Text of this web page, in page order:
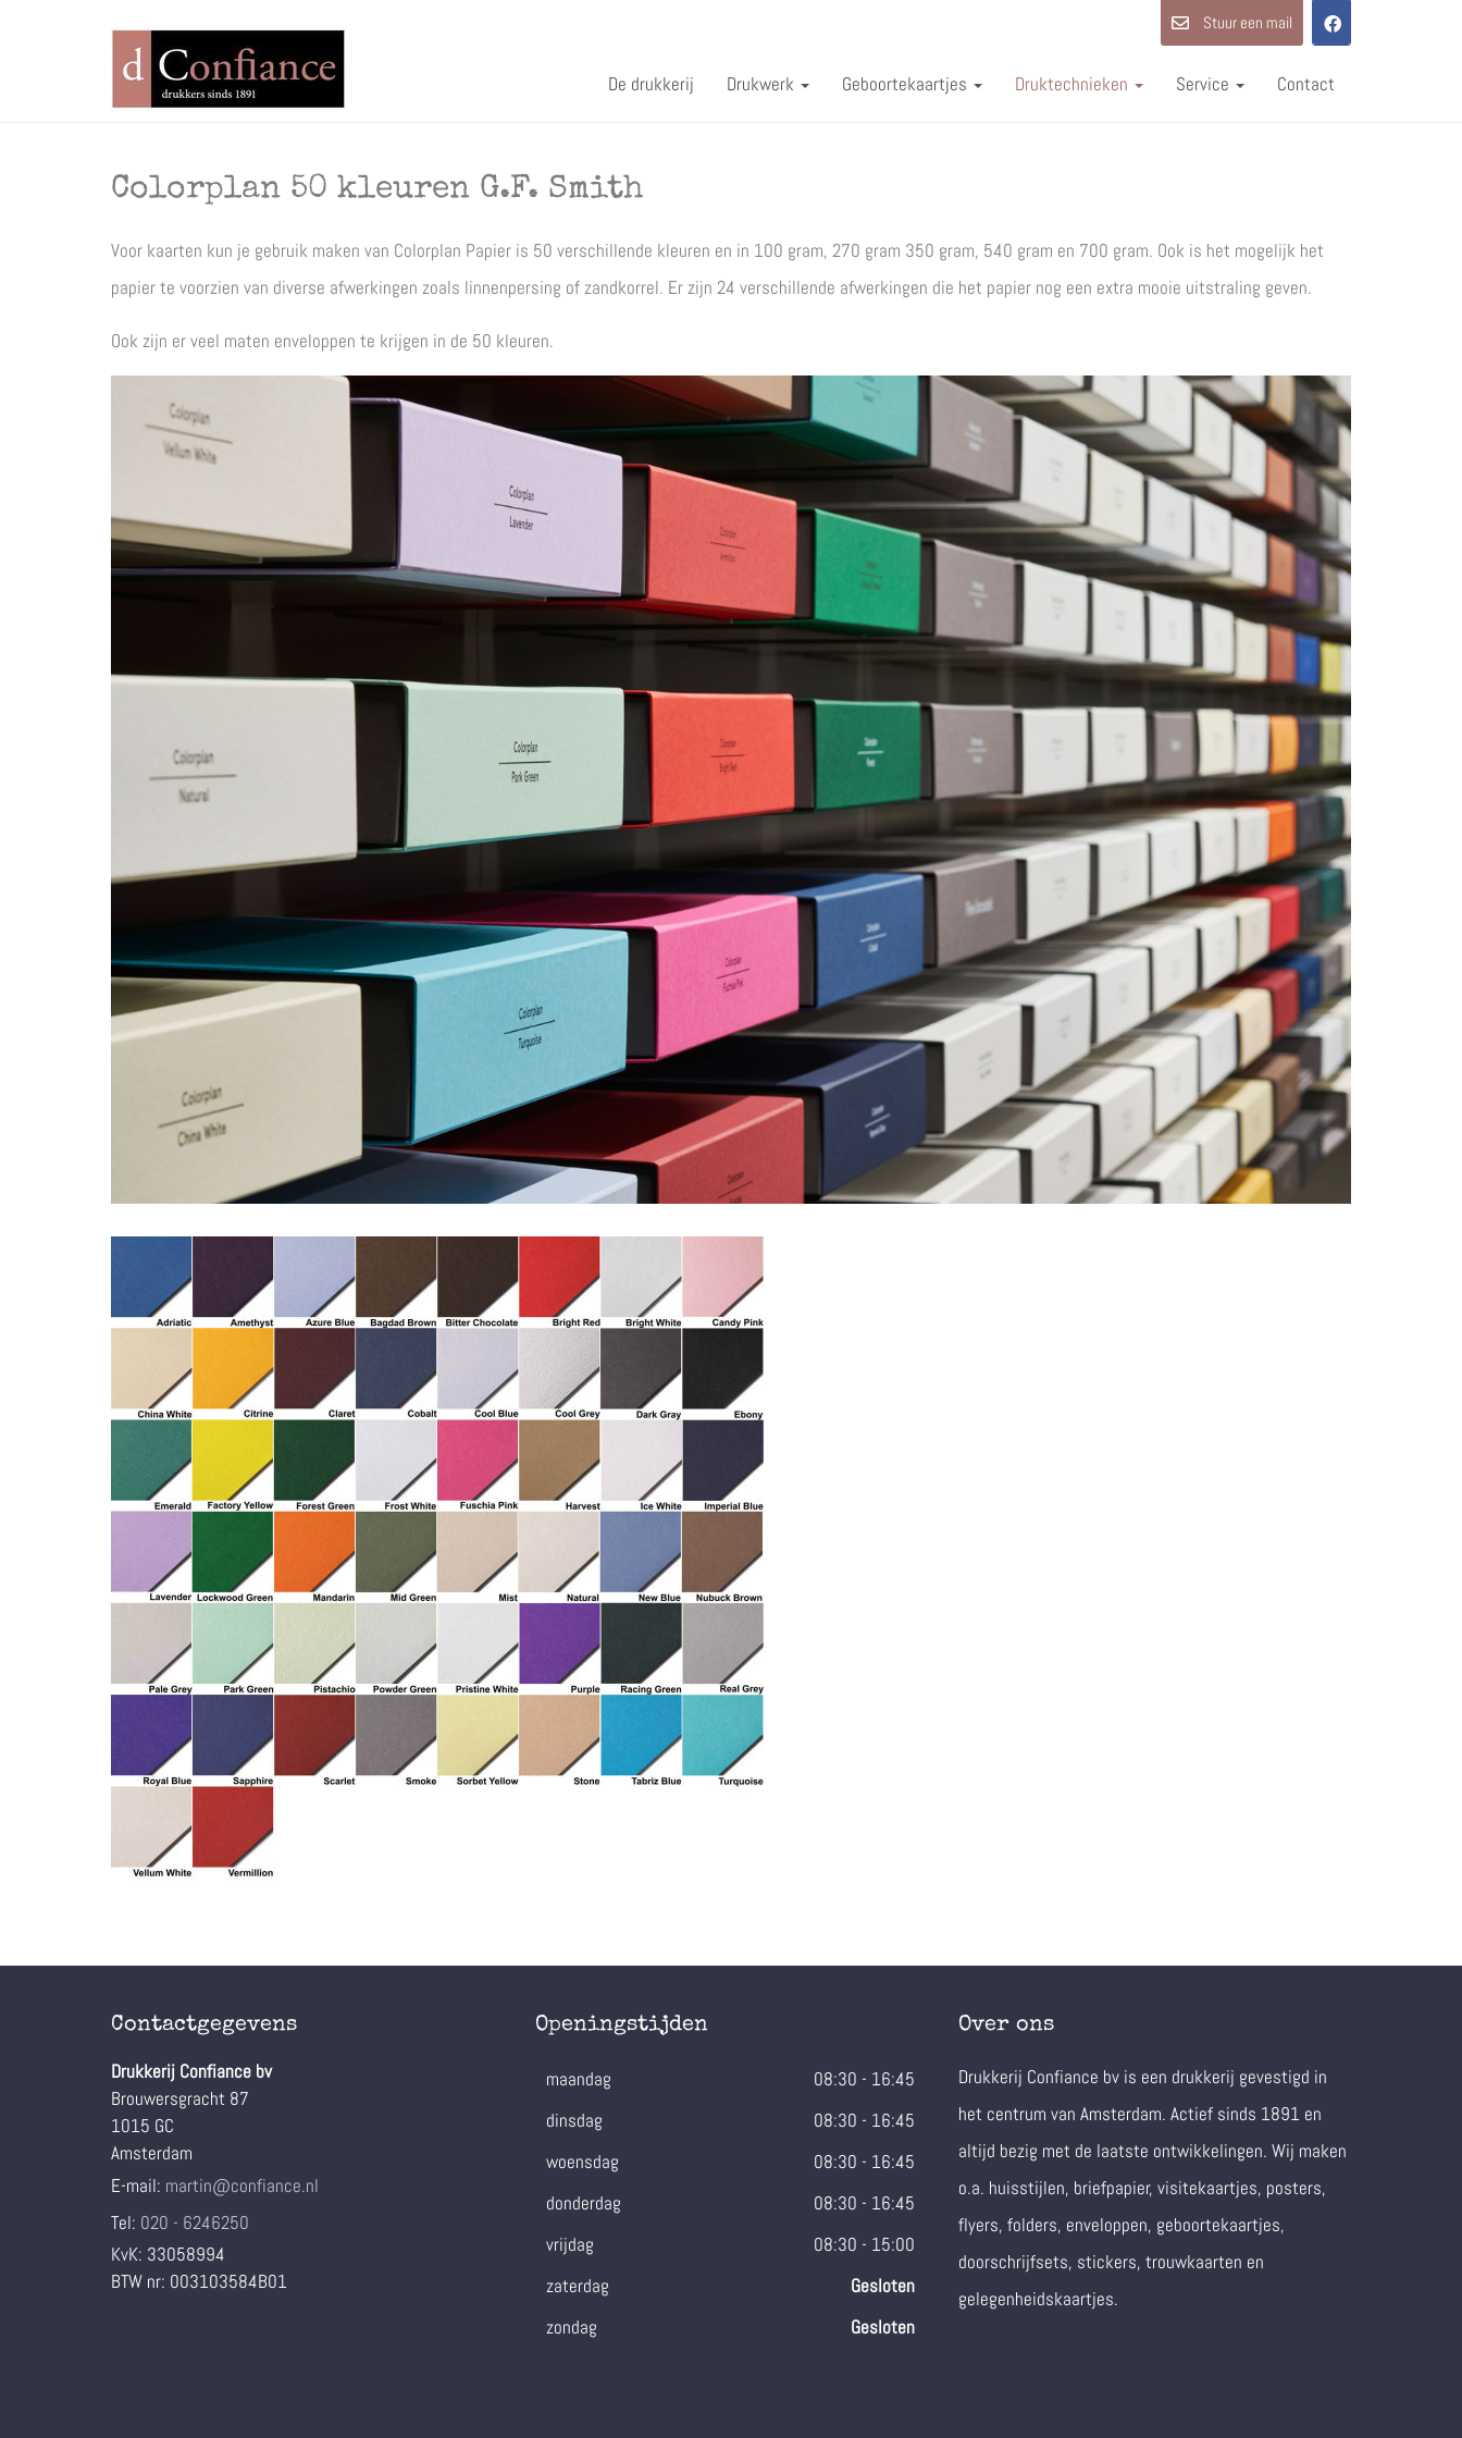
Stuur een mail
De drukkerij Drukwerk Geboortekaartjes Druktechnieken Service Contact
Colorplan 50 kleuren G.F. Smith
Voor kaarten kun je gebruik maken van Colorplan Papier is 50 verschillende kleuren en in 100 gram, 270 gram 350 gram, 540 gram en 700 gram. Ook is het mogelijk het
papier te voorzien van diverse afwerkingen zoals linnenpersing of zandkorrel. Er zijn 24 verschillende afwerkingen die het papier nog een extra mooie uitstraling geven.
Ook zijn er veel maten enveloppen te krijgen in de 50 kleuren.
Contactgegevens
Drukkerij Confiance bv
Brouwersgracht 87
1015 GC
Amsterdam
E-mail: martin@confiance.nl
Tel: 020 - 6246250
KvK: 33058994
BTW nr: 003103584B01
Openingstijden
maandag 08:30 - 16:45
dinsdag
08:30 - 16:45
woensdag
08:30 - 16:45
donderdag
08:30 - 16:45
vrijdag
08:30 - 15:00
zaterdag
Gesloten
zondag
Gesloten
Over ons
Drukkerij Confiance bv is een drukkerij gevestigd in
het centrum van Amsterdam. Actief sinds 1891 en
altijd bezig met de laatste ontwikkelingen. Wij maken
o.a. huisstijlen, briefpapier, visitekaartjes, posters,
flyers, folders, enveloppen, geboortekaartjes,
doorschrijfsets, stickers, trouwkaarten en
gelegenheidskaartjes.